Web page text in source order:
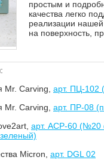
простым и
качества легко
реализации
на поверхность,
:
Mr. Carving, арт. ПЦ-102
Mr. Carving, арт. ПР-08
арт. ACP-60
Micron, арт. DGL 02